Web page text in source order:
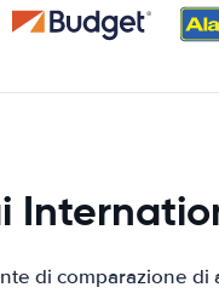
di comparazione di